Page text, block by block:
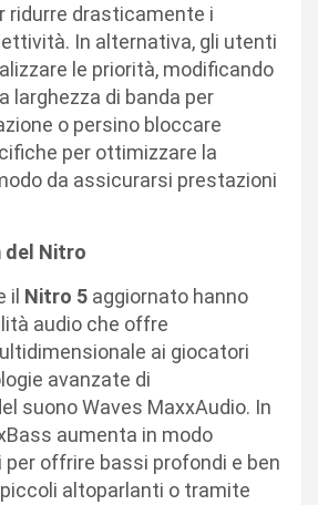
ridurre drasticamente i
In alternativa, gli utenti
le priorità, modificando
larghezza di banda per
o persino bloccare
per ottimizzare la
da assicurarsi prestazioni
del Nitro
il Nitro 5 aggiornato hanno
audio che offre
ai giocatori
avanzate di
suono Waves MaxxAudio. In
aumenta in modo
offrire bassi profondi e ben
altoparlanti o tramite